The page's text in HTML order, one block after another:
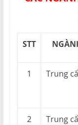
STT
1 Trung
2
Trung